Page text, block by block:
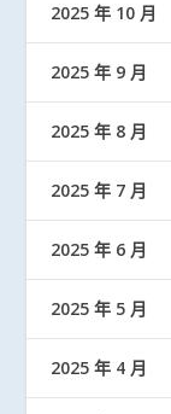
2025 年 10 月
2025 年 9 月
2025 年 8 月
2025 年 7 月
2025 年 6 月
2025 年 5 月
2025 年 4 月